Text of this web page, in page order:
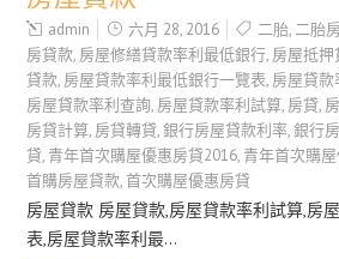
admin 六月 28, 2016 二胎,二胎
房貸款, 房屋修繕貸款率利最低銀行, 房屋抵
貸款, 房屋貸款率利最低銀行一覽表, 房屋貸
房屋貸款率利查詢, 房屋貸款率利試算, 房貸,
房貸計算, 房貸轉貸,銀行房屋貸款利率,銀行
貸, 青年首次購屋優惠房貸2016, 青年首次購
首購房屋貸款,首次購屋優惠房貸
房屋貸款 房屋貸款,房屋貸款率利試算,房
表,房屋貸款率利最…